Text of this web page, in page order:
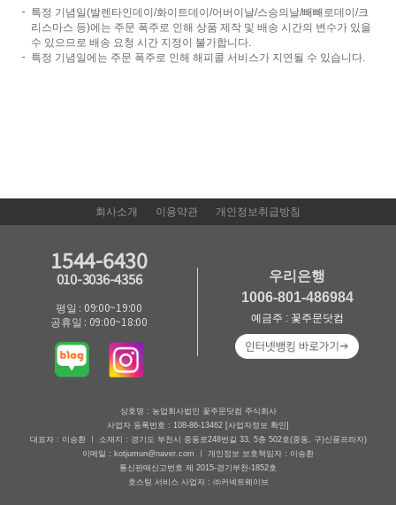
특정 기념일(발렌타인데이/화이트데이/어버이날/스승의날/빼빼로데이/크
리스마스 등)에는 주문 폭주로 인해 상품 제작 및 배송 시간의 변수가 있을
수 있으므로 배송 요청 시간 지정이 불가합니다.
특정 기념일에는 주문 폭주로 인해 해피콜 서비스가 지연될 수 있습니다.
회사소개 이용약관 개인정보취급방침
1544-6430
010-3036-4356
평일 : 09:00~19:00
공휴일 : 09:00~18:00
우리은행
1006-801-486984
예금주 : 꽃주문닷컴
상호명 : 농업회사법인 꽃주문닷컴 주식회사
사업자 등록번호 : 108-86-13462 [사업자정보 확인]
대표자 : 이승환 ㅣ 소재지 : 경기도 부천시 중동로248번길 33, 5층 502호(중동, 구)신풍프라자)
이메일 : kotjumun@naver.com ㅣ 개인정보 보호책임자 : 이승환
통신판매신고번호 제 2015-경기부천-1852호
호스팅 서비스 사업자 : ㈜커넥트웨이브